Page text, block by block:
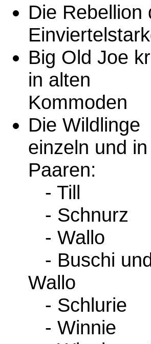
Die Rebellion
Big Old Joe
in alten
Kommoden
Die Wildlinge
einzeln und in
Paaren:
- Till
- Schnurz
- Wallo
- Buschi
Wallo
- Schlurie
- Winnie